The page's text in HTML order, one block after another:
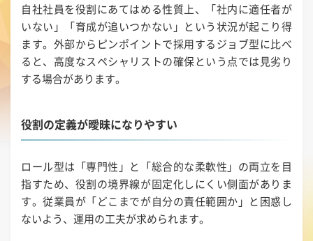
自社社員を役割にあてはめる性質上、「社内に適任者が
いない」「育成が追いつかない」という状況が起こり得
ます。外部からピンポイントで採用するジョブ型に比べ
ると、高度なスペシャリストの確保という点では見劣り
する場合があります。
役割の定義が曖昧になりやすい
ロール型は「専門性」と「総合的な柔軟性」の両立を目
指すため、役割の境界線が固定化しにくい側面がありま
す。従業員が「どこまでが自分の責任範囲か」と困惑し
ないよう、運用の工夫が求められます。